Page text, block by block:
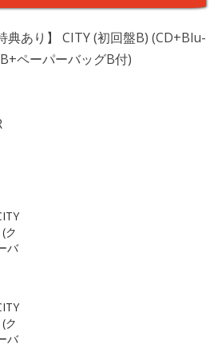
典あり】 CITY (初回盤B) (CD+Blu-
ペーパーバッグB付)
ク
バ
ク
バ